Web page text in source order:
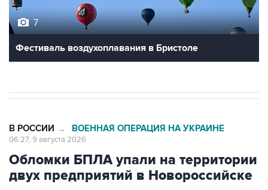
7
Фестиваль воздухоплавания в Бристоле
В РОССИИ → ВОЕННАЯ ОПЕРАЦИЯ НА УКРАИНЕ
06:27, 9 августа 2026
Обломки БПЛА упали на территории
двух предприятий в Новороссийске